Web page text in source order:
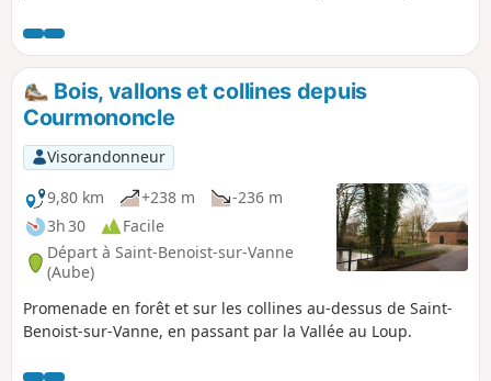
Bois, vallons et collines depuis
Courmononcle
Visorandonneur
9,80 km
+238 m
-236 m
3h 30
Facile
Départ à Saint-Benoist-sur-Vanne
(Aube)
Promenade en forêt et sur les collines au-dessus de Saint-
Benoist-sur-Vanne, en passant par la Vallée au Loup.